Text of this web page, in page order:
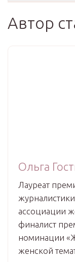
Автор
Ольга
Лауреат
ассоциации
финалист
номинации
женской